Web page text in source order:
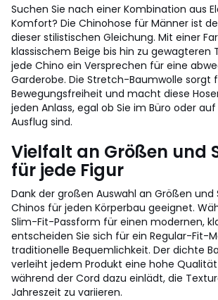
Suchen Sie nach einer Kombination aus
Komfort? Die Chinohose für Männer ist
dieser stilistischen Gleichung. Mit einer
klassischem Beige bis hin zu gewagteren
jede Chino ein Versprechen für eine
Garderobe. Die Stretch-Baumwolle sorgt
Bewegungsfreiheit und macht diese
jeden Anlass, egal ob Sie im Büro oder
Ausflug sind.
Vielfalt an Größen und
für jede Figur
Dank der großen Auswahl an Größen
Chinos für jeden Körperbau geeignet.
Slim-Fit-Passform für einen modernen,
entscheiden Sie sich für ein Regular-Fit-
traditionelle Bequemlichkeit. Der dichte
verleiht jedem Produkt eine hohe
während der Cord dazu einlädt, die
Jahreszeit zu variieren.